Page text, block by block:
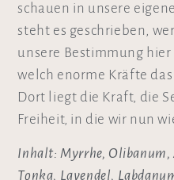
schauen in unsere
steht es geschrieben,
unsere Bestimmung
welch enorme Kräfte
Dort liegt die Kraft, die
Freiheit, in die wir nun
Inhalt: Myrrhe, Olibanum,
Tonka, Lavendel,